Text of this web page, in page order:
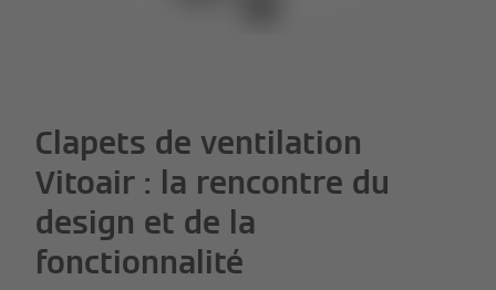
Clapets de ventilation
Vitoair : la rencontre du
design et de la
fonctionnalité